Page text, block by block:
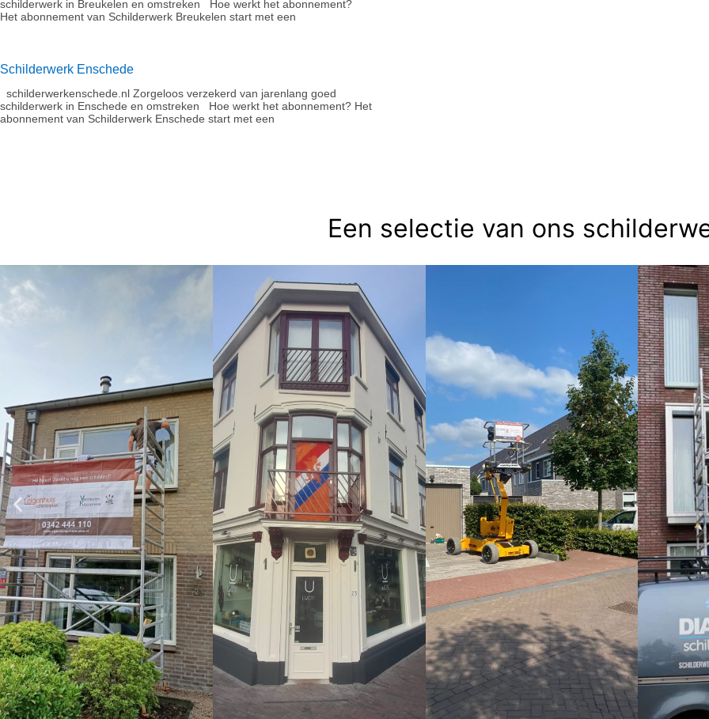
schilderwerk in Breukelen en omstreken Hoe werkt het abonnement?​
Het abonnement van Schilderwerk Breukelen start met een
Schilderwerk Enschede
schilderwerkenschede.nl Zorgeloos verzekerd van jarenlang goed
schilderwerk in Enschede en omstreken Hoe werkt het abonnement?​ Het
abonnement van Schilderwerk Enschede start met een
Een selectie van ons